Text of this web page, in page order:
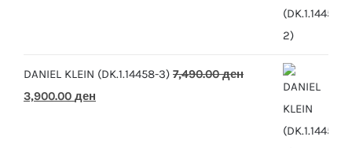
DANIEL KLEIN (DK.1.14458-3) 7,490.00ден
Original
3,900.00 ден